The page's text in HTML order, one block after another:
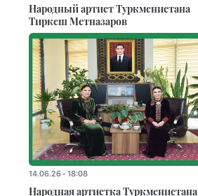
Народный артист Туркменистана
Тиркеш Мeтназаров
14.06.26 - 18:08
Народная артистка Туркменистана